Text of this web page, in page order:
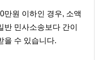
만원 이하인 경우, 소액
민사소송보다 간이
을 수 있습니다.